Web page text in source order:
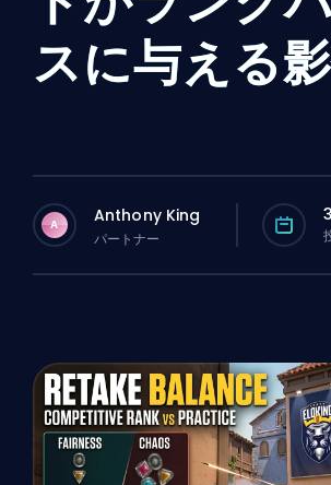
スに与える
A Anthony King
パートナー